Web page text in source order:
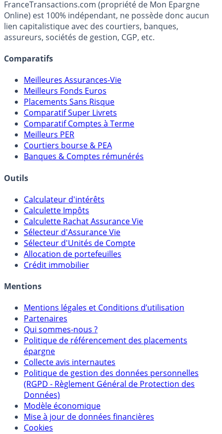
FranceTransactions.com (propriété de Mon Epargne
Online) est 100% indépendant, ne possède donc aucun
lien capitalistique avec des courtiers, banques,
assureurs, sociétés de gestion, CGP, etc.
Comparatifs
Meilleures Assurances-Vie
Meilleurs Fonds Euros
Placements Sans Risque
Comparatif Super Livrets
Comparatif Comptes à Terme
Meilleurs PER
Courtiers bourse & PEA
Banques & Comptes rémunérés
Outils
Calculateur d'intérêts
Calculette Impôts
Calculette Rachat Assurance Vie
Sélecteur d'Assurance Vie
Sélecteur d'Unités de Compte
Allocation de portefeuilles
Crédit immobilier
Mentions
Mentions légales et Conditions d’utilisation
Partenaires
Qui sommes-nous ?
Politique de référencement des placements
épargne
Collecte avis internautes
Politique de gestion des données personnelles
(RGPD - Règlement Général de Protection des
Données)
Modèle économique
Mise à jour de données financières
Cookies